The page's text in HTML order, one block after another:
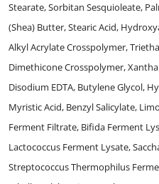
Stearate, Sorbitan Sesquioleate,
(Shea) Butter, Stearic Acid,
Alkyl Acrylate Crosspolymer,
Dimethicone Crosspolymer,
Disodium EDTA, Butylene Glycol,
Myristic Acid, Benzyl Salicylate,
Ferment Filtrate, Bifida Ferment
Lactococcus Ferment Lysate,
Streptococcus Thermophilus